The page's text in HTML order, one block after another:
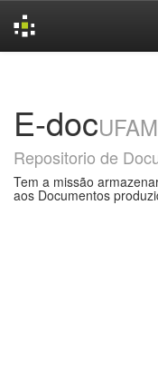
E-docUFAM
Repositorio de
Tem a missão
aos Documentos